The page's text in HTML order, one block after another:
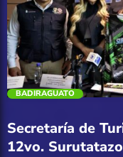
Nacional
Navolato
Policíaca
ha logrado activar el
en una derrama
mil pesos. "El programa
BADIRAGUATO
Secretaría de
12vo.